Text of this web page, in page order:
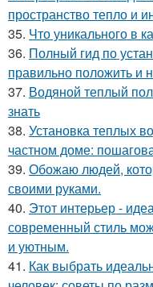
пространство тепло и
35. Что уникального в
36. Полный гид по
правильно положить и
37. Водяной теплый
знать
38. Установка теплых
частном доме:
39. Обожаю людей,
своими руками.
40. Этот интерьер -
современный стиль
и уютным.
41. Как выбрать